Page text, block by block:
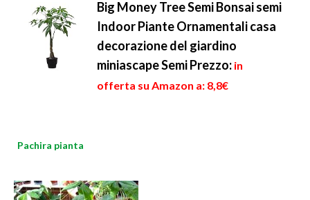
Big Money Tree Semi Bonsai semi
Indoor Piante Ornamentali casa
decorazione del giardino
miniascape SemiPrezzo: in
offerta su Amazon a: 8,8€
Pachira pianta